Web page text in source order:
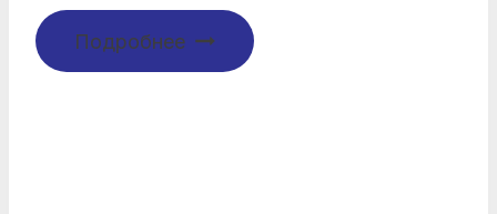
Подробнее